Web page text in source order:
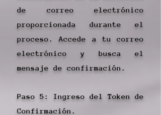
de correo electrónico
proporcionada durante el
proceso. Accede a tu correo
electrónico y busca el
mensaje de confirmación.
Paso 5: Ingreso del Token de
Confirmación.